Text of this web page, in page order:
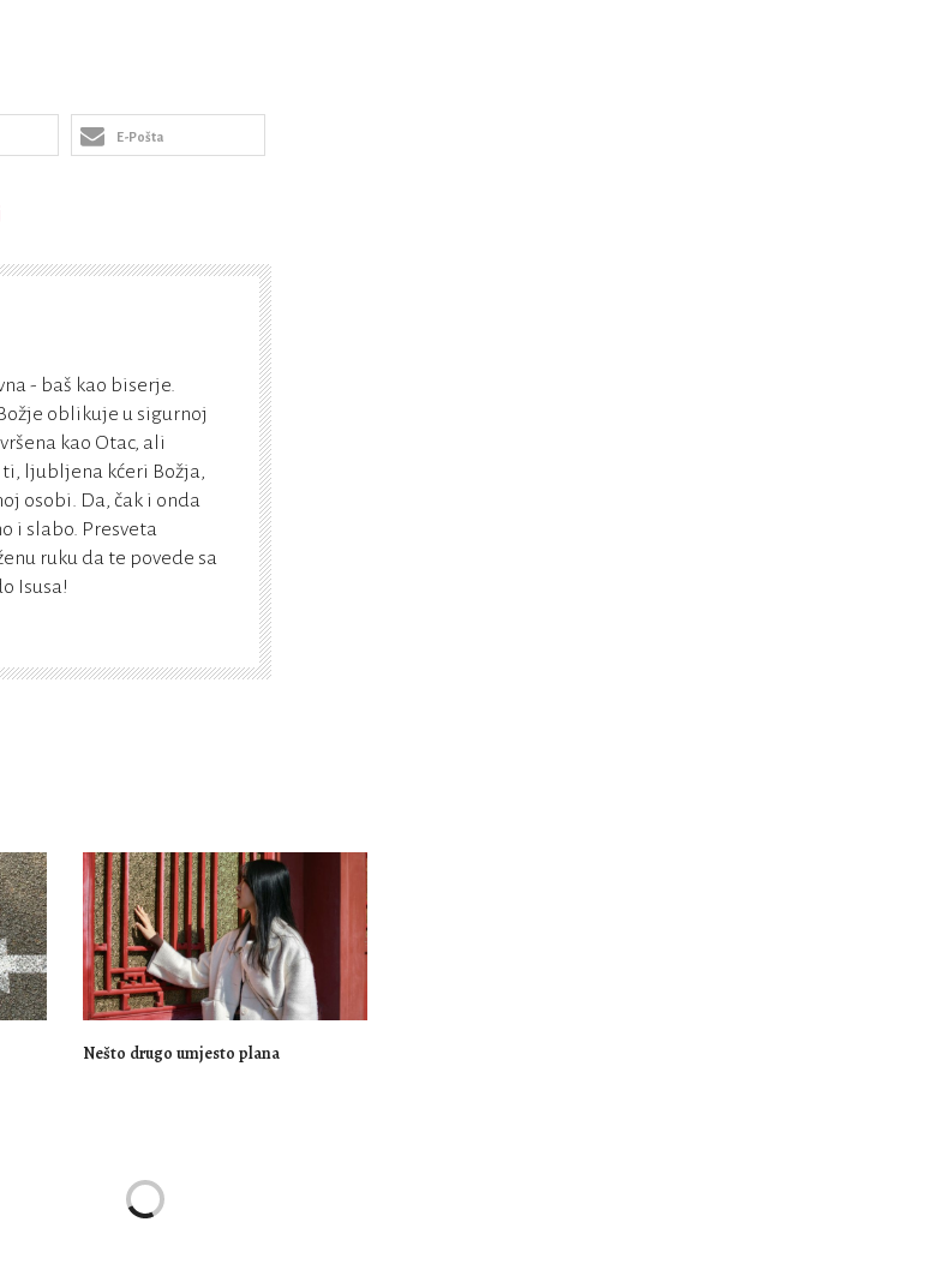
E-Pošta
- baš kao biserje.
oblikuje u sigurnoj
kao Otac, ali
ti, ljubljena kćeri Božja,
osobi. Da, čak i onda
i slabo. Presveta
ruku da te povede sa
Isusa!
Nešto drugo umjesto plana